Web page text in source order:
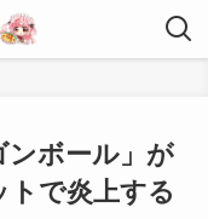
ンボール」が
で炎上する